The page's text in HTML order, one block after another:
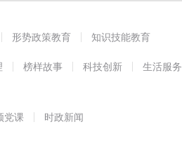
形势政策教育 知识技能教育
榜样故事 科技创新 生活服务
党课 时政新闻